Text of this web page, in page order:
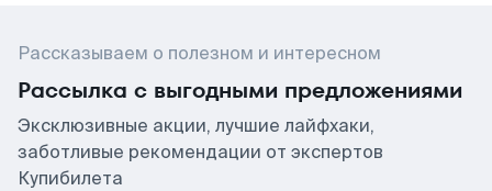
Рассказываем о полезном и интересном
Рассылка с выгодными предложениями
Эксклюзивные акции, лучшие лайфхаки,
заботливые рекомендации от экспертов
Купибилета